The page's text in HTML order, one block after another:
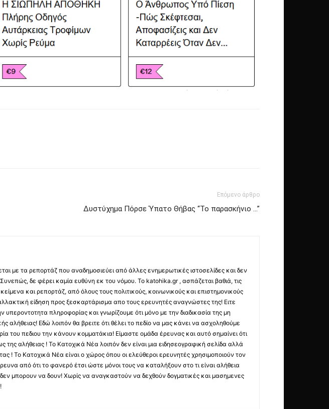
Επόμενο άρθρο
Δυστύχημα Πόρσε Ύπατο Θήβας “Το παρασκήνιο …”
με τα ρεπορτάζ που αναδημοσιεύει από άλλες ενημερωτικές ιστοσελίδες και δεν
δε φέρει καμία ευθύνη εκ του νόμου. Το katohika.gr , ασπάζεται βαθιά, τις
και ρεπορτάζ, από όλους τους πολιτικούς, κοινωνικούς και επιστημονικούς
είδηση προς ξεσκαρτάρισμα απο τους ερευνητές αναγνώστες της! Ειτε
πληροφορίας και γνωρίζουμε ότι μόνο με την διαδικασία της μη
αλήθειας! Εδώ λοιπόν θα βρειτε ότι θέλει το πεδίο να μας κάνει να ασχοληθούμε
του πεδιου την κάνουν κομματάκια! Είμαστε ομάδα έρευνας και αυτό σημαίνει ότι
αλήθειας ! Το Κατοχικά Νέα λοιπόν δεν είναι μια ειδησεογραφική σελίδα αλλά
! Το Κατοχικά Νέα είναι ο χώρος όπου οι ελεύθεροι ερευνητές χρησιμοποιούν τον
από ότι το φανερό έτσι ώστε μόνοι τους να καταλήξουν στο τι είναι αλήθεια
μπορουν να δουν! Χωρίς να αναγκαστούν να δεχθούν δογματικές και μασημενες